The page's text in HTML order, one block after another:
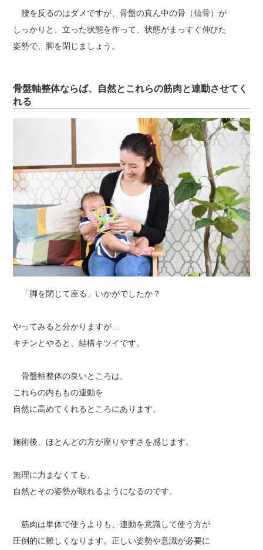
腰を反るのはダメですが、骨盤の真ん中の骨（仙骨）が
しっかりと、立った状態を作って、状態がまっすぐ伸びた
姿勢で、脚を閉じましょう。
骨盤軸整体ならば、自然とこれらの筋肉と連動させてく
れる
「脚を閉じて座る」いかがでしたか？
やってみると分かりますが…
キチンとやると、結構キツイです。
骨盤軸整体の良いところは、
これらの内ももの連動を
自然に高めてくれるところにあります。
施術後、ほとんどの方が座りやすさを感じます。
無理に力まなくても、
自然とその姿勢が取れるようになるのです。
筋肉は単体で使うよりも、連動を意識して使う方が
圧倒的に難しくなります。正しい姿勢や意識が必要に